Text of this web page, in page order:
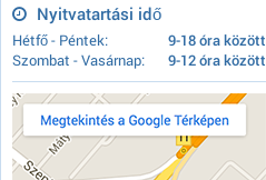
Nyitvatartási idő
Hétfő - Péntek:
9-18 óra között
Szombat - Vasárnap:
9-12 óra között